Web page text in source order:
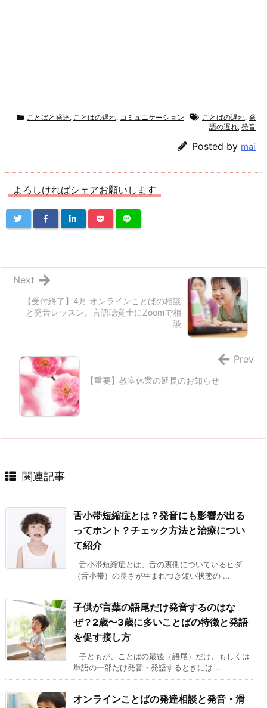
ことばと発達, ことばの遅れ, コミュニケーション ことばの遅れ, 発
語の遅れ, 発音
Posted by mai
よろしければシェアお願いします
【受付終了】4月 オンラインことばの相談
と発音レッスン。言語聴覚士にZoomで相
談
Next
【重要】教室休業の延長のお知らせ
Prev
関連記事
舌小帯短縮症とは？発音にも影響が出る
ってホント？チェック方法と治療につい
て紹介
舌小帯短縮症とは、舌の裏側についているヒダ
（舌小帯）の長さが生まれつき短い状態の ...
子供が言葉の語尾だけ発音するのはな
ぜ？2歳〜3歳に多いことばの特徴と発語
を促す接し方
子どもが、ことばの最後（語尾）だけ、もしくは
単語の一部だけ発音・発語するときには ...
オンラインことばの発達相談と発音・滑